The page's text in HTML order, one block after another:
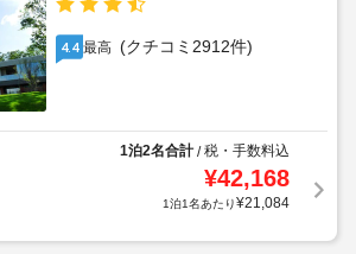
4.4 最高 (クチコミ2912件)
1泊2名合計/税・手数料込
¥42,168
1泊1名あたり¥21,084